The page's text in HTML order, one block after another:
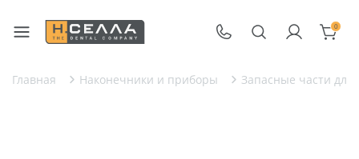
0
Главная Наконечники и приборы Запасные части для